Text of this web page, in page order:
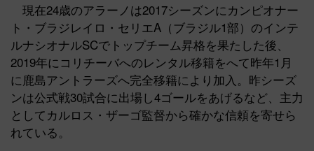
現在24歳のアラーノは2017シーズンにカンピオナー
ト・ブラジレイロ・セリエA（ブラジル1部）のインテ
ルナシオナルSCでトップチーム昇格を果たした後、
2019年にコリチーバへのレンタル移籍をへて昨年1月
に鹿島アントラーズへ完全移籍により加入。昨シーズ
ンは公式戦30試合に出場し4ゴールをあげるなど、主力
としてカルロス・ザーゴ監督から確かな信頼を寄せら
れている。